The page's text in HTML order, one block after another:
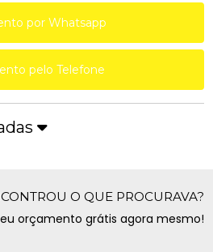
por Whatsapp
pelo Telefone
O QUE PROCURAVA?
orçamento grátis agora mesmo!